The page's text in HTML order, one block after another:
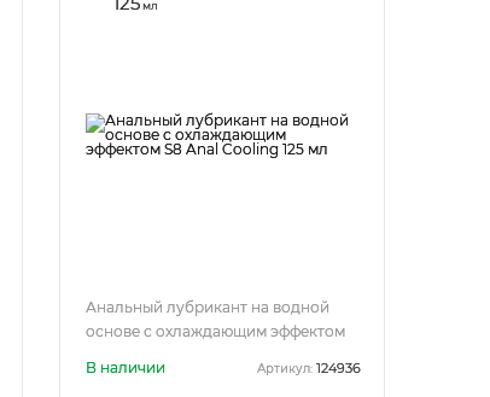
мл
Анальный лубрикант на водной
основе с охлаждающим эффектом
В наличии Артикул: 124936